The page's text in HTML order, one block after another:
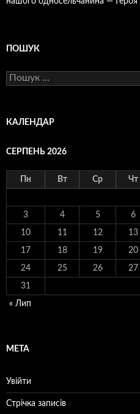
ПОШУК
Пошук:
КАЛЕНДАР
СЕРПЕНЬ 2026
Пн Вт Ср Чт
3 4 5 6
10 11 12 13
17 18 19 20
24 25 26 27
31
« Лип
МЕТА
Увійти
Стрічка записів